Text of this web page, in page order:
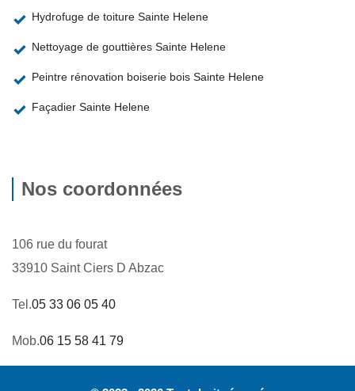
Hydrofuge de toiture Sainte Helene
Nettoyage de gouttières Sainte Helene
Peintre rénovation boiserie bois Sainte Helene
Façadier Sainte Helene
Nos coordonnées
106 rue du fourat
33910 Saint Ciers D Abzac
Tel.05 33 06 05 40
Mob.06 15 58 41 79